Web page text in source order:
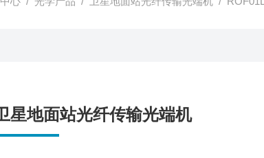
星地面站光纤传输光端机